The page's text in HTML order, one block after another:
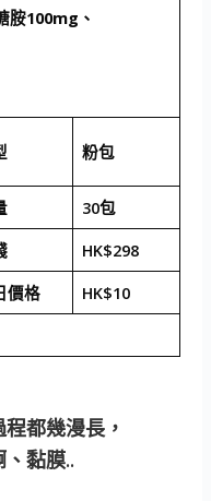
胺100mg、
粉包
30包
HK$298
價格
HK$10
都幾漫長，
黏膜..